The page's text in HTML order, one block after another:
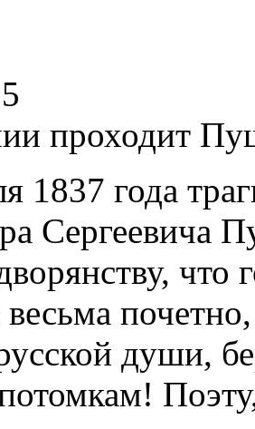
проходит
1837 года
Сергеевича
души,